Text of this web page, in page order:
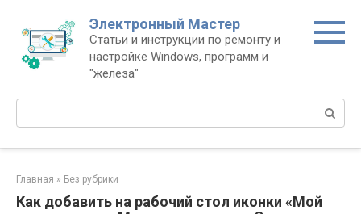
контенту
Электронный Мастер
Статьи и инструкции по ремонту и
настройке Windows, программ и
"железа"
Поиск:
Главная » Без рубрики
Как добавить на рабочий стол иконки «Мой